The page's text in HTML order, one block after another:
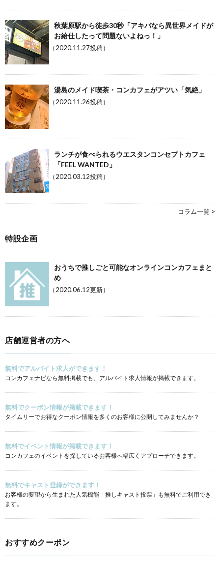
秋葉原駅から徒歩30秒「アキバなら異世界メイドが
お給仕したって問題ないよねっ！」
（2020.11.27投稿）
湯島のメイド喫茶・コンカフェがアツい「気絶」
（2020.11.26投稿）
ランチが食べられるウエスタンコンセプトカフェ
「FEEL WANTED」
（2020.03.12投稿）
コラム一覧 >
特設企画
おうちで推しごと可能なオンラインコンカフェまと
め
（2020.06.12更新）
店舗運営者の方へ
無料でアルバイト求人ができます！
コンカフェナビなら無料掲載でも、アルバイト求人情報が掲載できます。
無料でクーポン情報が掲載できます！
タイムリーでお得なクーポン情報を多くのお客様に公開してみませんか？
無料でイベント情報が掲載できます！
コンカフェのイベントを探しているお客様へ幅広くアプローチできます。
無料でキャスト登録ができます！
お客様の要望から生まれた人気機能「推しキャスト投票」も無料でご利用でき
ます。
おすすめクーポン